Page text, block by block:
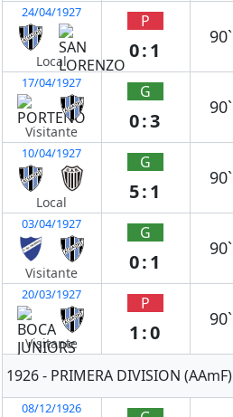
24/04/1927
Local
P
0:1
90`
17/04/1927
Visitante
G
0:3
90`
10/04/1927
Local
G
5:1
90`
03/04/1927
Visitante
G
0:1
90`
20/03/1927
Visitante
P
1:0
90`
1926 - PRIMERA DIVISION (AAmF)
08/12/1926